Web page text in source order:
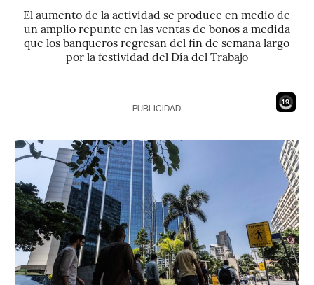
El aumento de la actividad se produce en medio de
un amplio repunte en las ventas de bonos a medida
que los banqueros regresan del fin de semana largo
por la festividad del Día del Trabajo
17
PUBLICIDAD